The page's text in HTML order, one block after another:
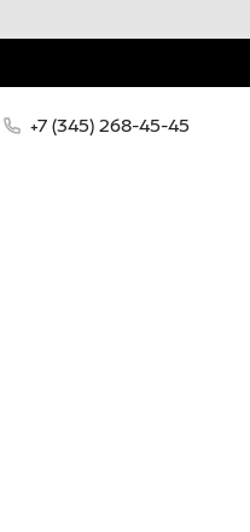
+7 (345) 268-45-45